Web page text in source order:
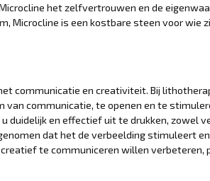
het zelfvertrouwen en de
Microcline is een kostbare steen voor wie
communicatie en creativiteit. Bij
communicatie, te openen en te
duidelijk en effectief uit te drukken, zowel
dat het de verbeelding stimuleert
te communiceren willen